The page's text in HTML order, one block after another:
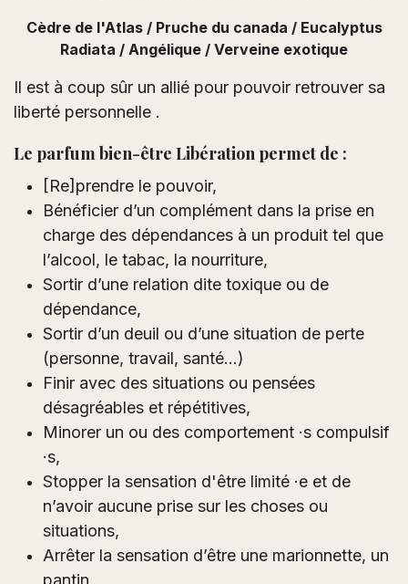
Cèdre de l'Atlas / Pruche du canada / Eucalyptus
Radiata / Angélique / Verveine exotique
Il est à coup sûr un allié pour pouvoir retrouver sa
liberté personnelle .
Le parfum bien-être Libération permet de :
[Re]prendre le pouvoir,
Bénéficier d’un complément dans la prise en
charge des dépendances à un produit tel que
l’alcool, le tabac, la nourriture,
Sortir d’une relation dite toxique ou de
dépendance,
Sortir d’un deuil ou d’une situation de perte
(personne, travail, santé...)
Finir avec des situations ou pensées
désagréables et répétitives,
Minorer un ou des comportement ·s compulsif
·s,
Stopper la sensation d'être limité ·e et de
n’avoir aucune prise sur les choses ou
situations,
Arrêter la sensation d’être une marionnette, un
pantin,